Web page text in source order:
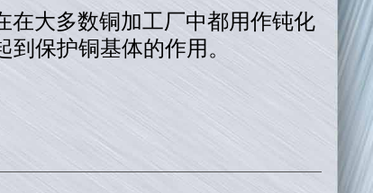
在大多数铜加工厂中都用作钝化
保护铜基体的作用。